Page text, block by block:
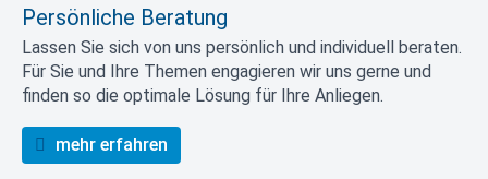
Persönliche Beratung
Lassen Sie sich von uns persönlich und individuell beraten.
Für Sie und Ihre Themen engagieren wir uns gerne und
finden so die optimale Lösung für Ihre Anliegen.
mehr erfahren